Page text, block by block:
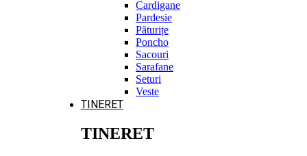
Cardigane
Pardesie
Păturițe
Poncho
Sacouri
Sarafane
Seturi
Veste
TINERET
TINERET